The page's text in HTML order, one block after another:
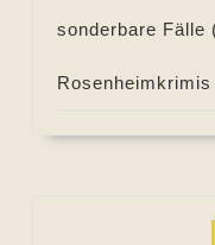
sonderbare Fälle
Rosenheimkrimis